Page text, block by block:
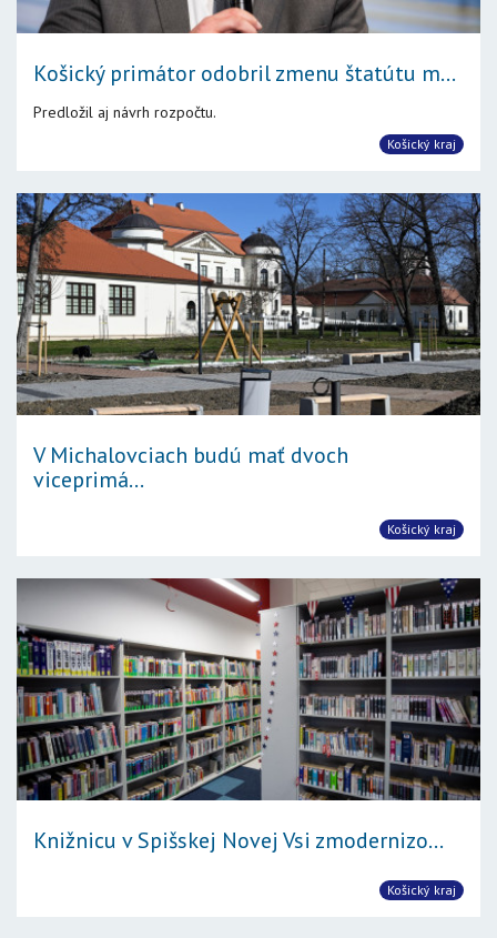
Košický primátor odobril zmenu štatútu m...
Predložil aj návrh rozpočtu.
Košický kraj
V Michalovciach budú mať dvoch
viceprimá...
Košický kraj
Knižnicu v Spišskej Novej Vsi zmodernizo...
Košický kraj